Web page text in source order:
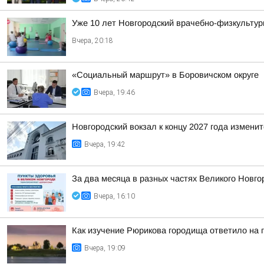
Уже 10 лет Новгородский врачебно-
Вчера, 20:18
«Социальный маршрут» в Боровичском округе
Вчера, 19:46
Новгородский вокзал к концу 2027 года
Вчера, 19:42
За два месяца в разных частях Великого
Вчера, 16:10
Как изучение Рюрикова городища ответило на
Вчера, 19:09